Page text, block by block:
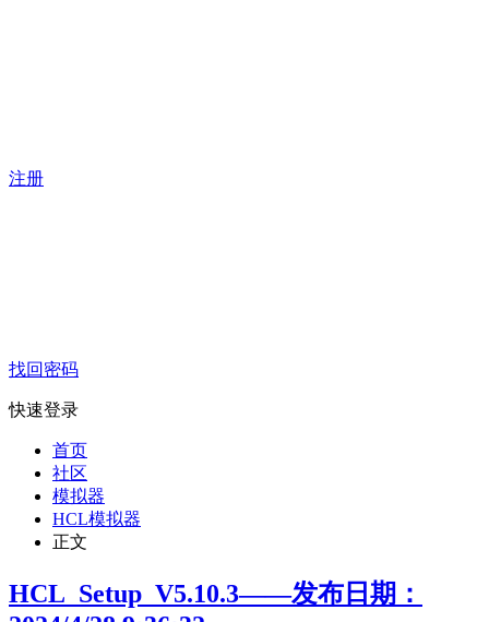
注册
找回密码
快速登录
首页
社区
模拟器
HCL模拟器
正文
HCL_Setup_V5.10.3——发布日期：